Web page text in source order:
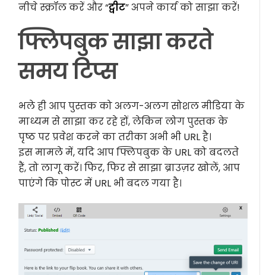
नीचे स्क्रॉल करें और “ट्वीट” अपने कार्य को साझा करें!
फ्लिपबुक साझा करते
समय टिप्स
भले ही आप पुस्तक को अलग-अलग सोशल मीडिया के
माध्यम से साझा कर रहे हों, लेकिन लोग पुस्तक के
पृष्ठ पर प्रवेश करने का तरीका अभी भी URL है।
इस मामले में, यदि आप फ्लिपबुक के URL को बदलते
हैं, तो लागू करें। फिर, फिर से साझा ब्राउज़र खोलें, आप
पाएंगे कि पोस्ट में URL भी बदल गया है।